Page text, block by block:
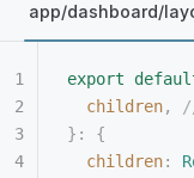
app/dashboard/
export
  children
,
}: {
  children
: